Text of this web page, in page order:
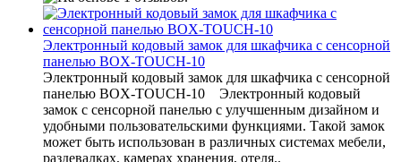
Электронный кодовый замок для шкафчика с сенсорной
панелью BOX-TOUCH-10
Электронный кодовый замок для шкафчика с сенсорной
панелью BOX-TOUCH-10 Электронный кодовый
замок с сенсорной панелью с улучшенным дизайном и
удобными пользовательскими функциями. Такой замок
может быть использован в различных системах мебели,
раздевалках, камерах хранения, отеля..